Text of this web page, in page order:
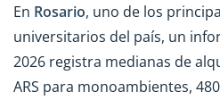
En Rosario, uno de los
universitarios del país, un
2026 registra medianas de
ARS para monoambientes,